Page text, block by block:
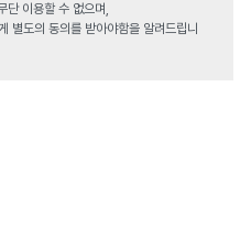
이용할 수 없으며,
별도의 동의를 받아야함을 알려드립니